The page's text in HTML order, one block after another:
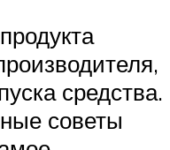
средства.
советы